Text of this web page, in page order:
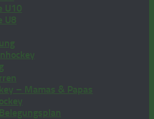
U10
U8
– Mamas & Papas